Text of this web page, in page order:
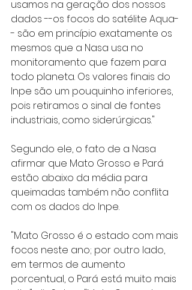
usamos na geração dos nossos
dados --os focos do satélite Aqua-
- são em princípio exatamente os
mesmos que a Nasa usa no
monitoramento que fazem para
todo planeta. Os valores finais do
Inpe são um pouquinho inferiores,
pois retiramos o sinal de fontes
industriais, como siderúrgicas."
Segundo ele, o fato de a Nasa
afirmar que Mato Grosso e Pará
estão abaixo da média para
queimadas também não conflita
com os dados do Inpe.
"Mato Grosso é o estado com mais
focos neste ano; por outro lado,
em termos de aumento
porcentual, o Pará está muito mais